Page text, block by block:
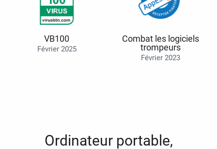
VB100
Février 2025
Combat les logiciels
trompeurs
Février 2023
Ordinateur portable,